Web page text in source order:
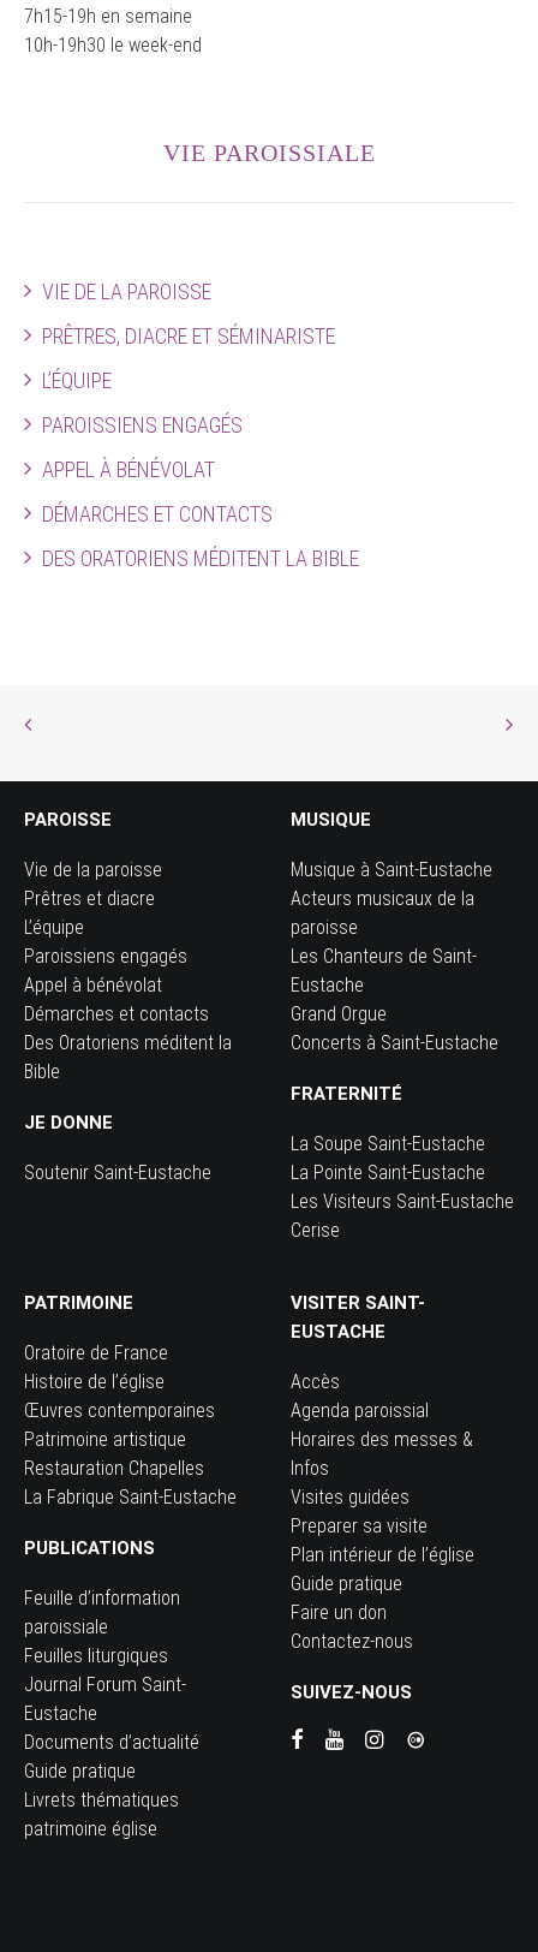
7h15-19h en semaine
10h-19h30 le week-end
VIE PAROISSIALE
VIE DE LA PAROISSE
PRÊTRES, DIACRE ET SÉMINARISTE
L’ÉQUIPE
PAROISSIENS ENGAGÉS
APPEL À BÉNÉVOLAT
DÉMARCHES ET CONTACTS
DES ORATORIENS MÉDITENT LA BIBLE
PAROISSE
Vie de la paroisse
Prêtres et diacre
L’équipe
Paroissiens engagés
Appel à bénévolat
Démarches et contacts
Des Oratoriens méditent la
Bible
JE DONNE
Soutenir Saint-Eustache
MUSIQUE
Musique à Saint-Eustache
Acteurs musicaux de la
paroisse
Les Chanteurs de Saint-
Eustache
Grand Orgue
Concerts à Saint-Eustache
FRATERNITÉ
La Soupe Saint-Eustache
La Pointe Saint-Eustache
Les Visiteurs Saint-Eustache
Cerise
PATRIMOINE
Oratoire de France
Histoire de l’église
Œuvres contemporaines
Patrimoine artistique
Restauration Chapelles
La Fabrique Saint-Eustache
PUBLICATIONS
Feuille d’information
paroissiale
Feuilles liturgiques
Journal Forum Saint-
Eustache
Documents d’actualité
Guide pratique
Livrets thématiques
patrimoine église
VISITER SAINT-
EUSTACHE
Accès
Agenda paroissial
Horaires des messes &
Infos
Visites guidées
Preparer sa visite
Plan intérieur de l’église
Guide pratique
Faire un don
Contactez-nous
SUIVEZ-NOUS